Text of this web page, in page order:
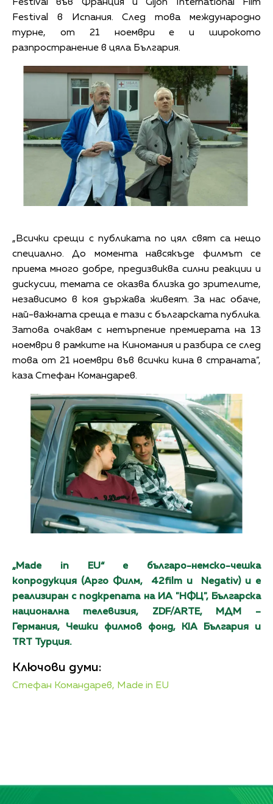
Festival във Франция и Gijón International Film
Festival в Испания. След това международно
турне, от 21 ноември е и широкото
разпространение в цяла България.
„Всички срещи с публиката по цял свят са нещо
специално. До момента навсякъде филмът се
приема много добре, предизвиква силни реакции и
дискусии, темата се оказва близка до зрителите,
независимо в коя държава живеят. За нас обаче,
най-важната среща е тази с българската публика.
Затова очаквам с нетърпение премиерата на 13
ноември в рамките на Киномания и разбира се след
това от 21 ноември във всички кина в страната“,
каза Стефан Командарев.
„Made in EU“ е българо-немско-чешка
копродукция (Арго Филм, 42film и
Negativ) и e
реализиран с подкрепата на ИА "НФЦ", Българска
национална телевизия, ZDF/ARTE, МДМ –
Германия, Чешки филмов фонд, KIA
България и
TRT Турция.
Ключови думи:
Стефан Командарев, Made in EU